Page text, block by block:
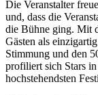
Die Veranstalter
und, dass die
die Bühne ging. Mit
Gästen als
Stimmung und den
profiliert sich Stars
hochstehendsten